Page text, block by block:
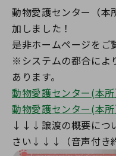
動物愛護センター（本
加しました！
是非ホームページをご
※システムの都合によ
あります。
動物愛護センター(本
動物愛護センター(本
↓↓↓譲渡の概要につ
さい↓↓↓（音声付き約